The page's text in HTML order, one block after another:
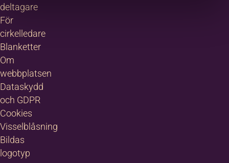
deltagare
För
cirkelledare
Blanketter
Om
webbplatsen
Dataskydd
och GDPR
Cookies
Visselblåsning
Bildas
logotyp